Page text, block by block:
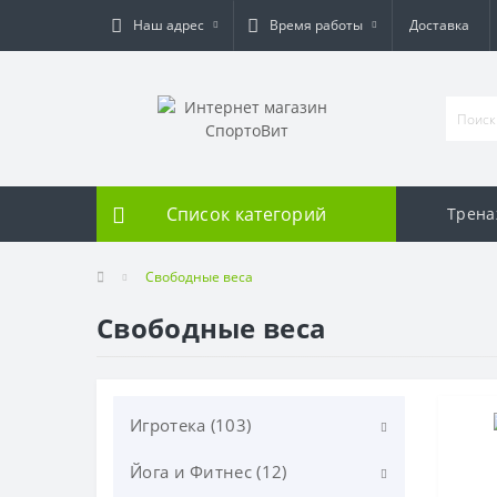
Наш адрес Время работы Доставка
Список категорий
Свободные веса
Свободные веса
Игротека (103)
Дартс (20)
Йога и Фитнес (12)